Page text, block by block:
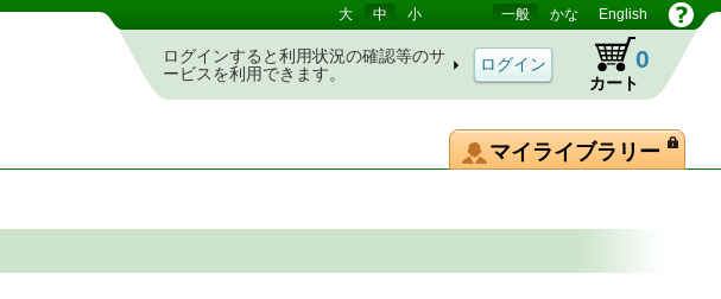
大 中 小 一般 かな English
ログインすると利用状況の確認等のサ
ービスを利用できます。
カート
0
マイライブラリー